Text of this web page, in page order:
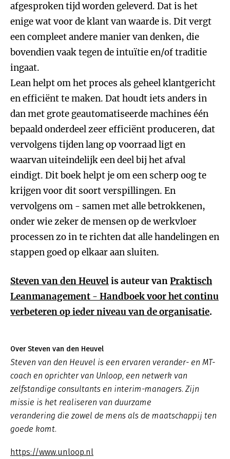
afgesproken tijd worden geleverd. Dat is het
enige wat voor de klant van waarde is. Dit vergt
een compleet andere manier van denken, die
bovendien vaak tegen de intuïtie en/of traditie
ingaat.
Lean helpt om het proces als geheel klantgericht
en efficiënt te maken. Dat houdt iets anders in
dan met grote geautomatiseerde machines één
bepaald onderdeel zeer efficiënt produceren, dat
vervolgens tijden lang op voorraad ligt en
waarvan uiteindelijk een deel bij het afval
eindigt. Dit boek helpt je om een scherp oog te
krijgen voor dit soort verspillingen. En
vervolgens om - samen met alle betrokkenen,
onder wie zeker de mensen op de werkvloer
processen zo in te richten dat alle handelingen en
stappen goed op elkaar aan sluiten.
Steven van den Heuvelis auteur vanPraktisch
Leanmanagement - Handboek voor het continu
verbeteren op ieder niveau van de organisatie.
Over Steven van den Heuvel
Steven van den Heuvel is een ervaren verander- en MT-
coach en oprichter van Unloop, een netwerk van
zelfstandige consultants en interim-managers. Zijn
missie is het realiseren van duurzame
verandering die zowel de mens als de maatschappij ten
goede komt.
https://www.unloop.nl